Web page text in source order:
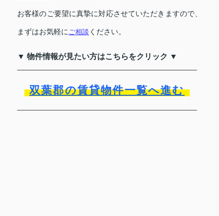
お客様のご要望に真摯に対応させていただきますので、
まずはお気軽に ご相談 ください。
▼ 物件情報が見たい方はこちらをクリック ▼
双葉郡の賃貸物件一覧へ進む